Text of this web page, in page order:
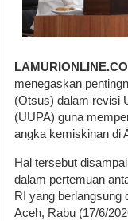
menegaskan
(Otsus) dalam revisi
(UUPA) guna
angka kemiskinan di
Hal tersebut
dalam pertemuan
RI yang berlangsung
Aceh, Rabu (17/6/